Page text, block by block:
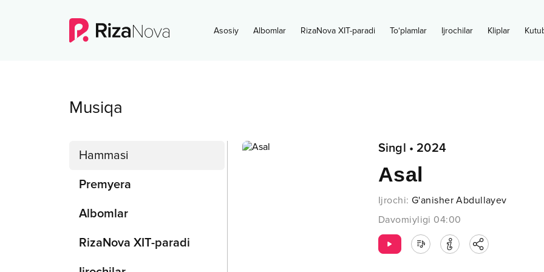
Asosiy Albomlar RizaNova XIT-paradi To‘plamlar Ijrochilar Kliplar
Musiqa
Hammasi
Premyera
Albomlar
RizaNova XIT-paradi
Singl • 2024
Asal
Ijrochi: G'anisher Abdullayev
Davomiyligi 04:00